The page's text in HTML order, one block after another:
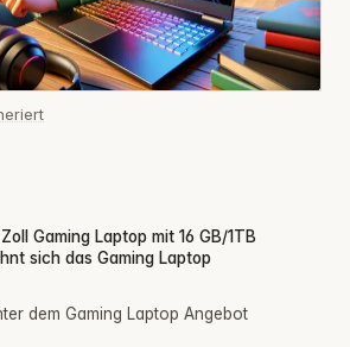
Zoll Gaming Laptop mit 16 GB/1TB
sich das Gaming Laptop
dem Gaming Laptop Angebot